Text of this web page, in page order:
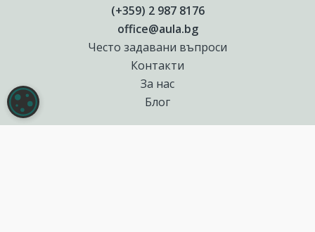
(+359) 2 987 8176
office@aula.bg
Често задавани въпроси
Контакти
За нас
Блог
НАСТРОЙКИ НА БИСКВИТКИТЕ